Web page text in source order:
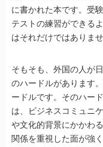
に書かれた本です。受
テストの練習ができる
はそれだけではありませ
そもそも、外国の人が
のハードルがあります
ードルです。そのハー
は、ビジネスコミュニ
や文化的背景にかかわ
関係を重視した面が強